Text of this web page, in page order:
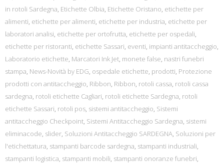
in rotoli Sardegna, Etichette Olbia, Etichette Oristano, etichette per
alimenti, etichette per alimenti, etichette per industria, etichette per
laboratori analisi, etichette per ortofrutta, etichette per ospedali,
etichette per ristoranti, etichette Sassari, eventi, impianti antitaccheggio,
Laboratorio etichette, Marcatori Ink Jet, monete false, nastri funebri
stampa, News-Novità by EDG, ospedale etichette, prodotti, Protezione
prodotti con antitaccheggio, Ribbon, Ribbon, rotoli cassa, rotoli cassa
sardegna, rotoli etichette Cagliari, rotoli etichette Sardegna, rotoli
etichette Sassari, rotoli pos, sistemi antitaccheggio, Sistemi
antitaccheggio Checkpoint, Sistemi Antitaccheggio Sardegna, sistemi
eliminacode, slider, Soluzioni Antitaccheggio SARDEGNA, Soluzioni per
l'etichettatura, stampanti barcode sardegna, stampanti industriali,
stampanti logistica, stampanti mobili, stampanti onoranze funebri,